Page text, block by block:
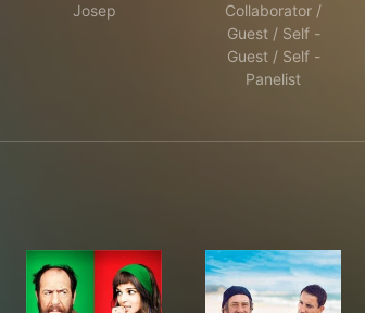
Josep
Collaborator /
Guest / Self -
Guest / Self -
Panelist